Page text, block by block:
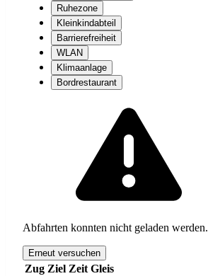
Ruhezone
Kleinkindabteil
Barrierefreiheit
WLAN
Klimaanlage
Bordrestaurant
Abfahrten konnten nicht geladen werden.
Erneut versuchen
Zug Ziel Zeit Gleis